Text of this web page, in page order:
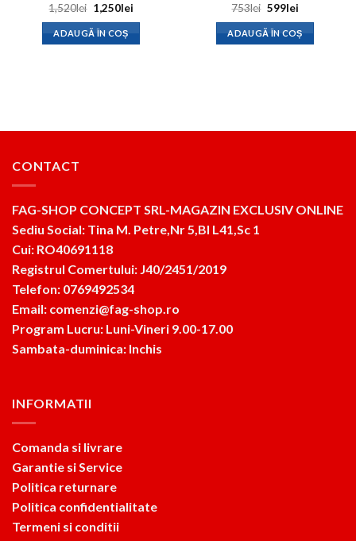
1,520lei Prețul
inițial
a
fost:
1,520lei.
1,250leiPrețul
ADAUGĂ ÎN COȘ
753lei Prețul
a
fost:
753lei.
599leiPrețul
este:
599lei.
ADAUGĂ ÎN COȘ
CONTACT
FAG-SHOP CONCEPT SRL-MAGAZIN EXCLUSIV ONLINE
Sediu Social: Tina M. Petre,Nr 5,Bl L41,Sc 1
Cui: RO40691118
Registrul Comertului: J40/2451/2019
Telefon: 0769492534
Email: comenzi@fag-shop.ro
Program Lucru: Luni-Vineri 9.00-17.00
Sambata-duminica: Inchis
INFORMATII
Comanda si livrare
Garantie si Service
Politica returnare
Politica confidentialitate
Termeni si conditii